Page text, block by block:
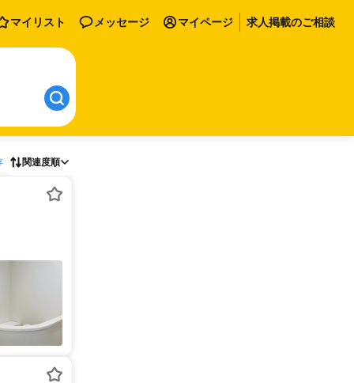
マイリスト メッセージ マイページ 求人掲載のご相談
関連度順